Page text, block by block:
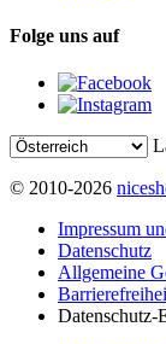
Folge uns auf
© 2010-2026
Impressum
Datenschutz
Allgemeine
Datenschutz-